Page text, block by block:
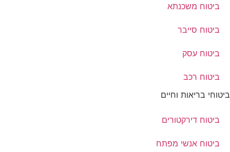
ביטוח משכנתא
ביטוח סייבר
ביטוח עסק
ביטוח רכב
ביטוחי בריאות וחיים
ביטוח דירקטורים
ביטוח אנשי מפתח